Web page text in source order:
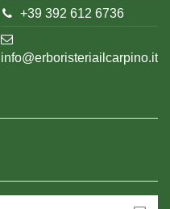
+39 392 612 6736
info@erboristeriailcarpino.it